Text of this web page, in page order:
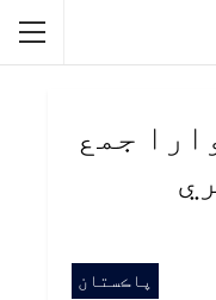
جمع
پاڪستان